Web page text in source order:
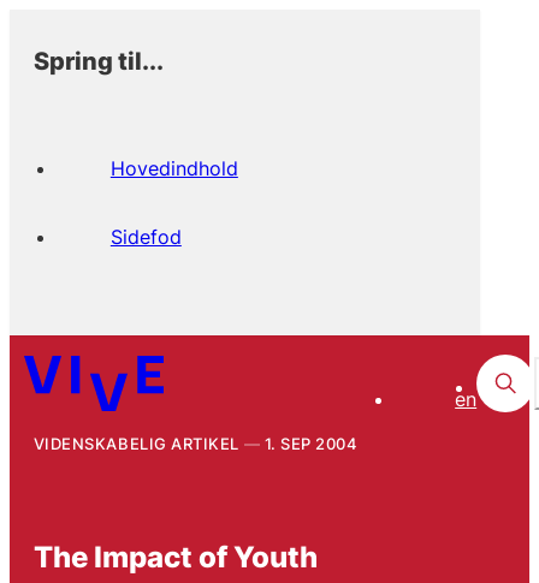
Spring til...
Hovedindhold
Sidefod
en
VIDENSKABELIG ARTIKEL 1. SEP 2004
The Impact of Youth